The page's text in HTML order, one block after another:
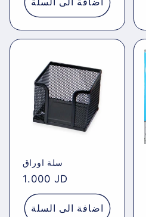
سلة اوراق
Regular
price
1.000 JD
اضافة الى السلة